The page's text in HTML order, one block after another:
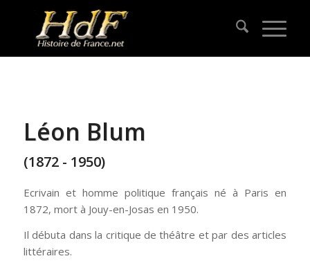
Léon Blum
(1872 - 1950)
Ecrivain et homme politique français né à Paris en
1872, mort à Jouy-en-Josas en 1950.
Il débuta dans la critique de théâtre et par des articles
littéraires.